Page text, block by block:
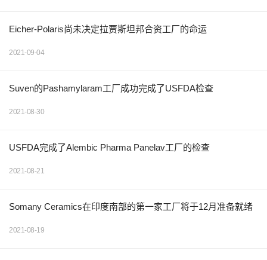
Eicher-Polaris尚未决定拉贾斯坦邦合资工厂的命运
2021-09-04
Suven的Pashamylaram工厂成功完成了USFDA检查
2021-08-30
USFDA完成了Alembic Pharma Panelav工厂的检查
2021-08-21
Somany Ceramics在印度南部的第一家工厂将于12月准备就绪
2021-08-19